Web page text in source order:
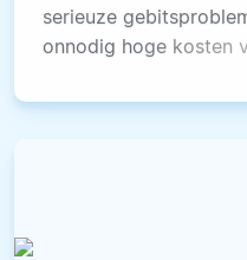
serieuze
onnodig hoge kosten